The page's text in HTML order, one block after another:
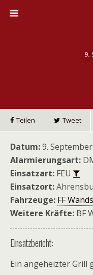
9.
Teilen Tweet
Datum:9.
Alarmierungsart:
Einsatzart: FEU
Einsatzort:
Fahrzeuge: FF
Weitere Kräfte: BF
Einsatzbericht:
Ein angeheizter Grill